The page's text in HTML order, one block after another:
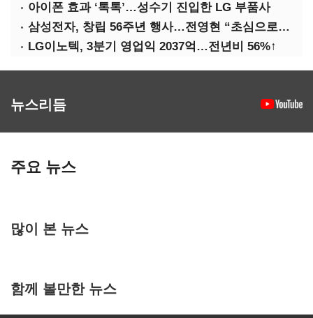
아이폰 효과 ‘톡톡’…성수기 진입한 LG 부품사
삼성전자, 창립 56주년 행사…전영현 “초심으로 경쟁력 회복해야”
LG이노텍, 3분기 영업익 2037억…전년비 56%↑
뉴스리듬
주요 뉴스
많이 본 뉴스
함께 볼만한 뉴스